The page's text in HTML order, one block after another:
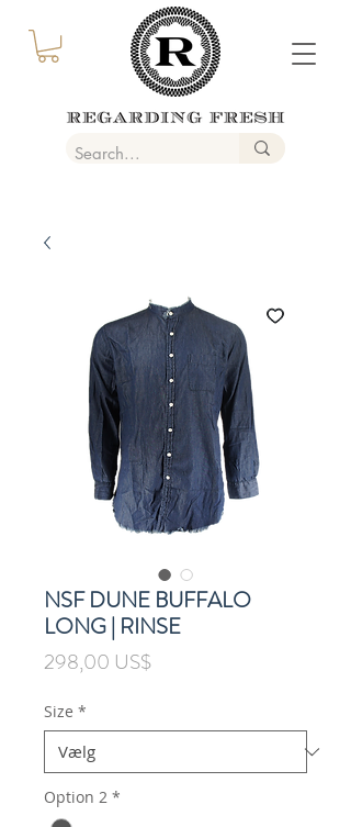
NSF DUNE BUFFALO
LONG | RINSE
298,00 US$Pris
Size *
Option 2 *